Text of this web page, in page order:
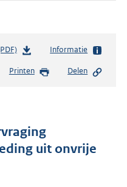
b
s
s
g
Informatie
Printen Delen
uit onvrije